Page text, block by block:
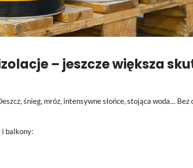
– jeszcze większa
śnieg, mróz, intensywne słońce, stojąca woda…
i balkony: